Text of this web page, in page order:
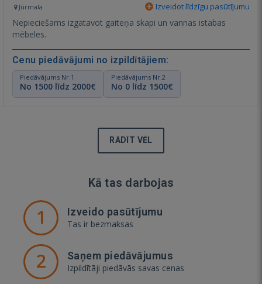
Jūrmala Izveidot līdzīgu pasūtījumu
Nepieciešams izgatavot gaiteņa skapi un vannas istabas
mēbeles.
Cenu piedāvājumi no izpildītājiem:
Piedāvājums Nr.1
No 1500 līdz 2000€
Piedāvājums Nr.2
No 0 līdz 1500€
RĀDĪT VĒL
Kā tas darbojas
1 Izveido pasūtījumu
Tas ir bezmaksas
2 Saņem piedāvājumus
Izpildītāji piedāvās savas cenas